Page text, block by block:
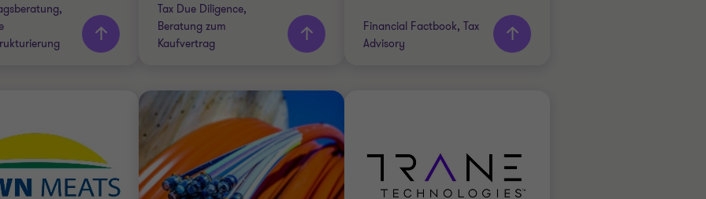
Tim Gonnermann
Partner
Karmen Glavan
Tax Due Diligence,
Beratung zum
Kaufvertrag
Grant Thornton team
Justus Quack
Partner
Axel Wagner
Financial Factbook, Tax
Advisory
Partner
Dr. Stefan Hahn